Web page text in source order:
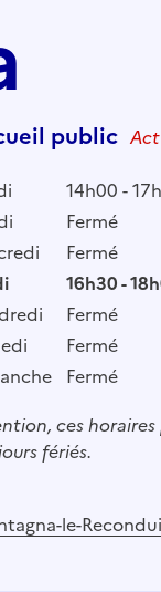
public
14h00 -
Fermé
Fermé
16h30 -
Fermé
Fermé
Fermé
ces
fériés.
le-